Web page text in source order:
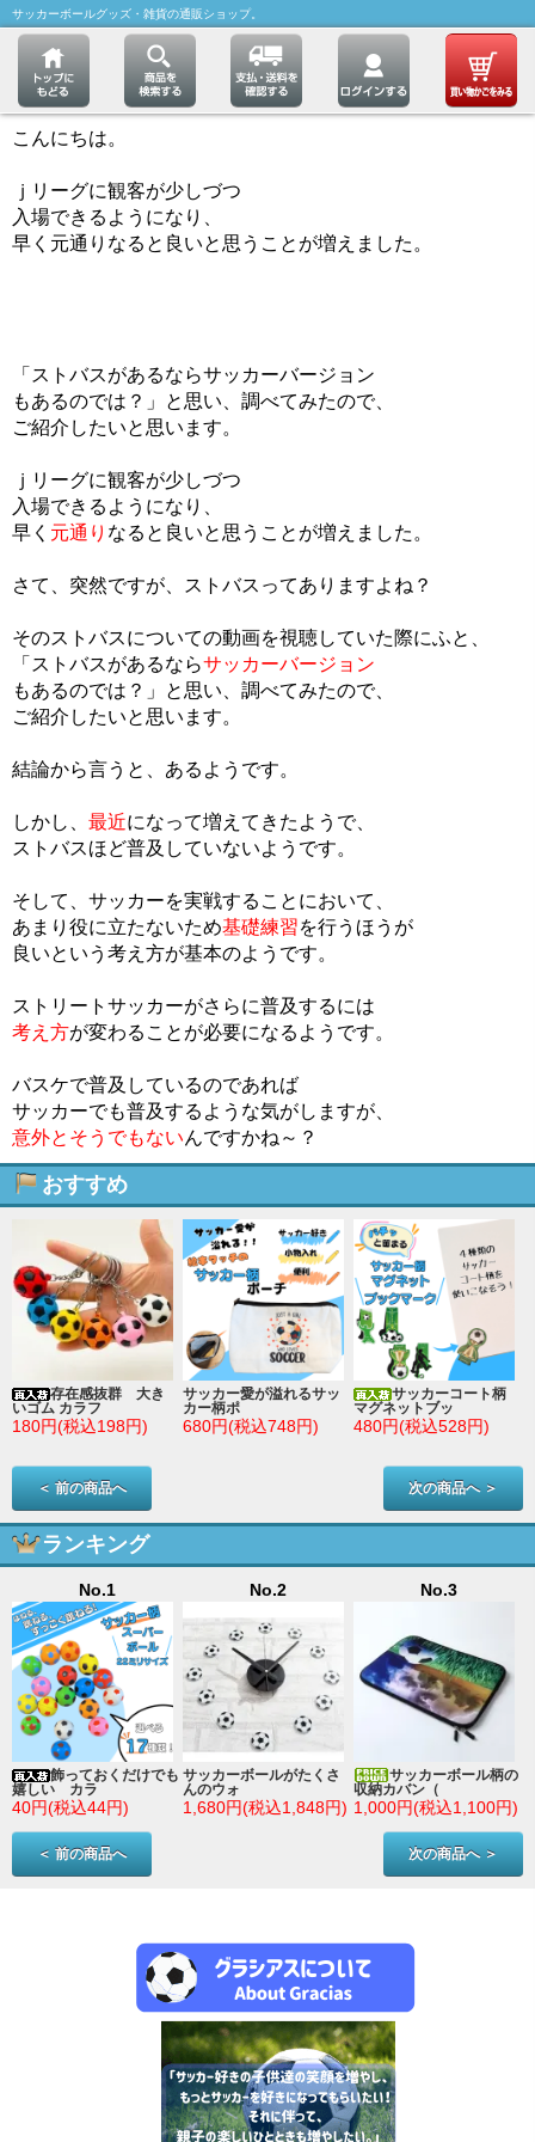
サッカーボールグッズ・雑貨の通販ショップ。
こんにちは。
ｊリーグに観客が少しづつ
入場できるようになり、
早く元通りなると良いと思うことが増えました。
「ストバスがあるならサッカーバージョン
もあるのでは？」と思い、調べてみたので、
ご紹介したいと思います。
ｊリーグに観客が少しづつ
入場できるようになり、
早く 元通り なると良いと思うことが増えました。
さて、突然ですが、ストバスってありますよね？
そのストバスについての動画を視聴していた際にふと、
「ストバスがあるならサッカーバージョン
もあるのでは？」と思い、調べてみたので、
ご紹介したいと思います。
結論から言うと、あるようです。
しかし、 最近になって増えてきたようで、
ストバスほど普及していないようです。
そして、サッカーを実戦することにおいて、
あまり役に立たないため基礎練習を行うほうが
良いという考え方が基本のようです。
ストリートサッカーがさらに普及するには
考え方が変わることが必要になるようです。
バスケで普及しているのであれば
サッカーでも普及するような気がしますが、
意外とそうでもないんですかね～？
おすすめ
存在感抜群 大き
いゴム カラフ
180円(税込198円)
サッカー愛が溢れるサッ
カー柄ポ
680円(税込748円)
サッカーコート柄
マグネットブッ
480円(税込528円)
＜ 前の商品へ 次の商品へ ＞
ランキング
No.1
飾っておくだけでも
嬉しい カラ
40円(税込44円)
No.2
サッカーボールがたくさ
んのウォ
1,680円(税込1,848円)
No.3
サッカーボール柄の
収納カバン（
1,000円(税込1,100円)
＜ 前の商品へ 次の商品へ ＞